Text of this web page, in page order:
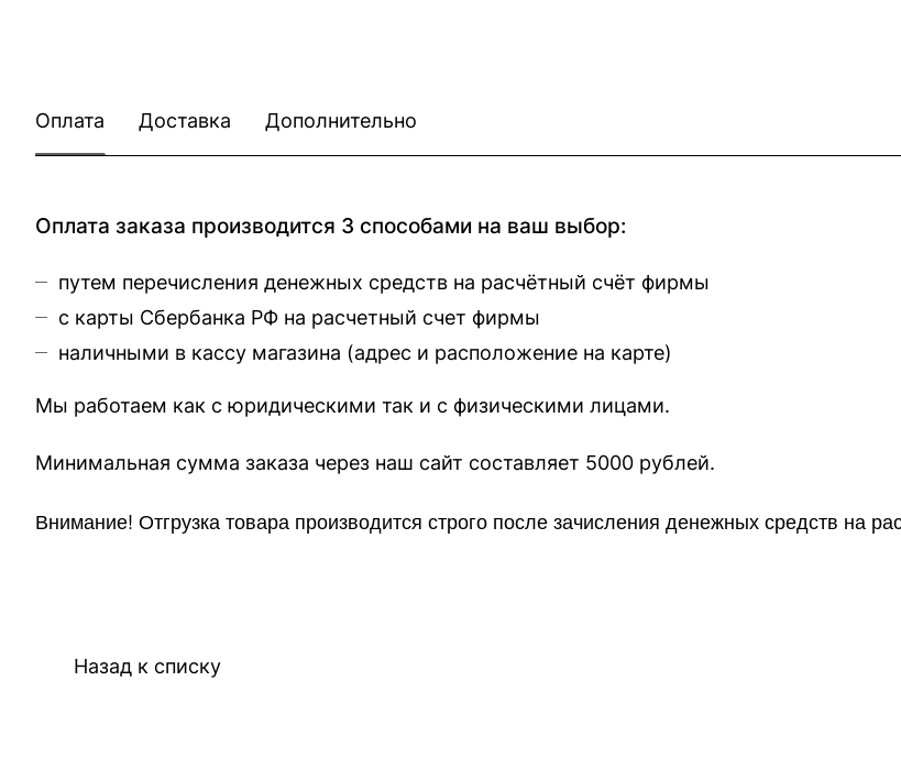
Оплата Доставка Дополнительно
Оплата заказа производится 3 способами на ваш выбор:
путем перечисления денежных средств на расчётный счёт фирмы
с карты Сбербанка РФ на расчетный счет фирмы
наличными в кассу магазина (адрес и расположение на карте)
Мы работаем как с юридическими так и с физическими лицами.
Минимальная сумма заказа через наш сайт составляет 5000
Внимание! Отгрузка товара производится строго после зачисления денежных средств на
Назад к списку